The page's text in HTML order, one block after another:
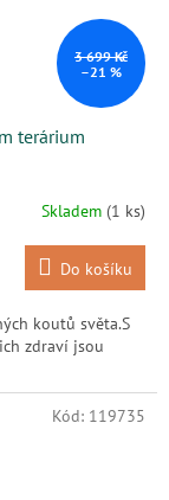
3 699 Kč
–21 %
terárium
Skladem (1 ks)
Do košíku
koutů světa.S
zdraví jsou
Kód: 119735